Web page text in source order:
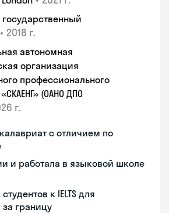
• 2018 г.
автономная
организация
профессионального
(ОАНО ДПО
г.
с отличием по
и работала в языковой школе
к IELTS для
за границу